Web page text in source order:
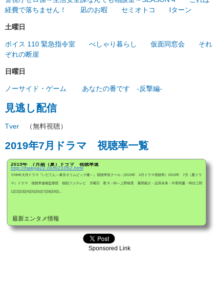
経費で落ちません！
凪のお暇 セミオトコ Iターン
土曜日
ボイス 110 緊急指令室 べしゃり暮らし 仮面同窓会
それ
ぞれの断崖
日曜日
ノーサイド・ゲーム あなたの番です -反撃編-
見逃し配信
Tver （無料視聴）
2019年7月ドラマ 視聴率一覧
2019年 7月期（夏）ドラマ 視聴率速
http://makiya22.com/21062.html
※NHK大河ドラマ『いだてん～東京オリムピック噺～』視聴率前クール（2019年 4月ドラマ視聴率）2019年 7月（夏ドラ
マ）ドラマ 視聴率速報監察医 朝顔フジテレビ 月曜日 夜 9：00～上野樹里 風間俊介・志田未来・中尾明慶・時任三郎
1話2話3話4話5話6話7話8話9話...
最新エンタメ情報
Sponsored Link